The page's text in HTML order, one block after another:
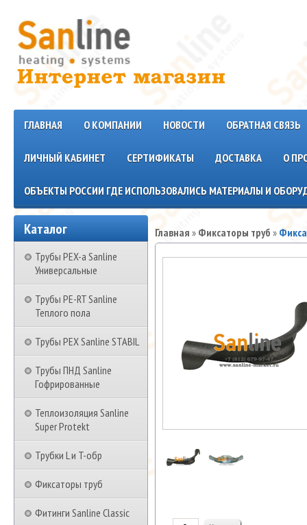
ГЛАВНАЯ О КОМПАНИИ НОВОСТИ ОБРАТНАЯ СВЯЗЬ
ЛИЧНЫЙ КАБИНЕТ СЕРТИФИКАТЫ ДОСТАВКА О
ОБЪЕКТЫ РОССИИ ГДЕ ИСПОЛЬЗОВАЛИСЬ МАТЕРИАЛЫ И
Каталог
Трубы PEX-a Sanline
Универсальные
Трубы PE-RT Sanline
Теплого пола
Трубы PEX Sanline STABIL
Трубы ПНД Sanline
Гофрированные
Теплоизоляция Sanline
Super Protekt
Трубки L и T-обр
Фиксаторы труб
Фитинги Sanline Classic
Главная » Фиксаторы труб »